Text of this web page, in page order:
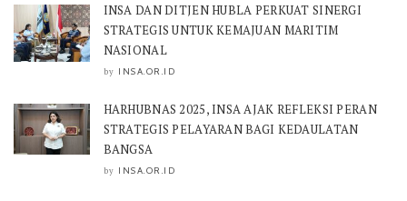
INSA DAN DITJEN HUBLA PERKUAT SINERGI
STRATEGIS UNTUK KEMAJUAN MARITIM
NASIONAL
by INSA.OR.ID
HARHUBNAS 2025, INSA AJAK REFLEKSI PERAN
STRATEGIS PELAYARAN BAGI KEDAULATAN
BANGSA
by INSA.OR.ID